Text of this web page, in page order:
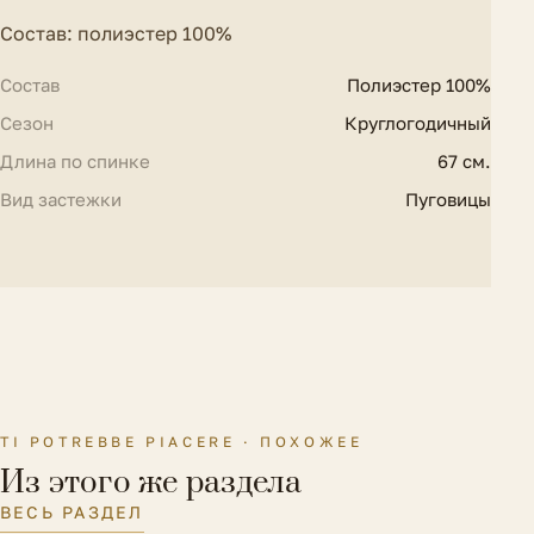
Состав: полиэстер 100%
Состав
Полиэстер 100%
Сезон
Круглогодичный
Длина по спинке
67 см.
Вид застежки
Пуговицы
TI POTREBBE PIACERE · ПОХОЖЕЕ
Из этого же раздела
ВЕСЬ РАЗДЕЛ